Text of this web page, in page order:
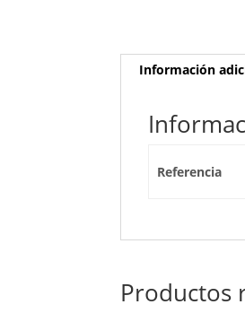
Información
Referencia
Productos